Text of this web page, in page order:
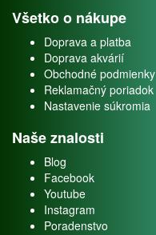
Všetko o nákupe
Doprava a platba
Doprava akvárií
Obchodné podmienky
Reklamačný poriadok
Nastavenie súkromia
Naše znalosti
Blog
Facebook
Youtube
Instagram
Poradenstvo